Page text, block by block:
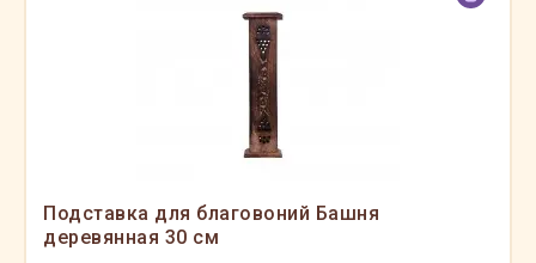
Подставка для благовоний Башня
деревянная 30 см